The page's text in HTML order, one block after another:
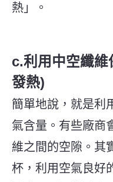
熱」。
c.利用中空纖維
發熱)
簡單地說，就是利
氣含量。有些廠商
維之間的空隙。其
杯，利用空氣良好